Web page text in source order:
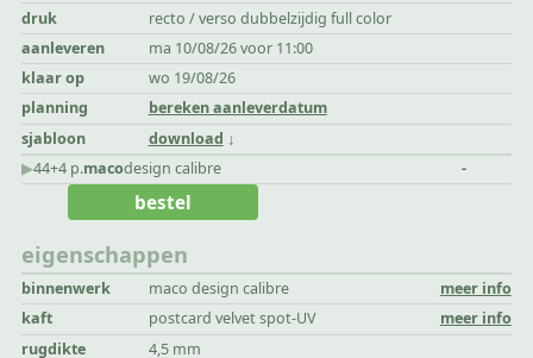
druk
recto / verso dubbelzijdig full color
aanleveren
ma 10/08/26 voor 11:00
klaar op
wo 19/08/26
planning
bereken aanleverdatum
sjabloon
download
▶︎44+4 p.macodesign calibre -
eigenschappen
binnenwerk maco design calibre
meer info
kaft
postcard velvet spot-UV
meer info
rugdikte
4,5 mm
bestel